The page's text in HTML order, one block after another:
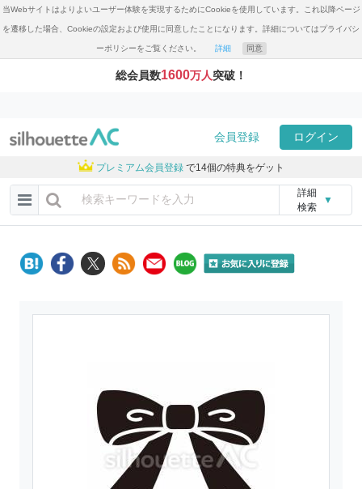
当Webサイトはよりよいユーザー体験を実現するためにCookieを使用しています。これ以降ページ
を遷移した場合、Cookieの設定および使用に同意したことになります。詳細についてはプライバシ
ーポリシーをご覧ください。 詳細 同意
総会員数1600万人突破！
会員登録 ログイン
プレミアム会員登録 で14個の特典をゲット
詳細
検索
▼